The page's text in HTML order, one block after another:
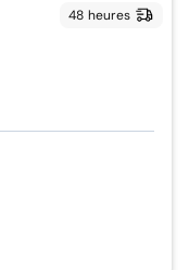
48 heures